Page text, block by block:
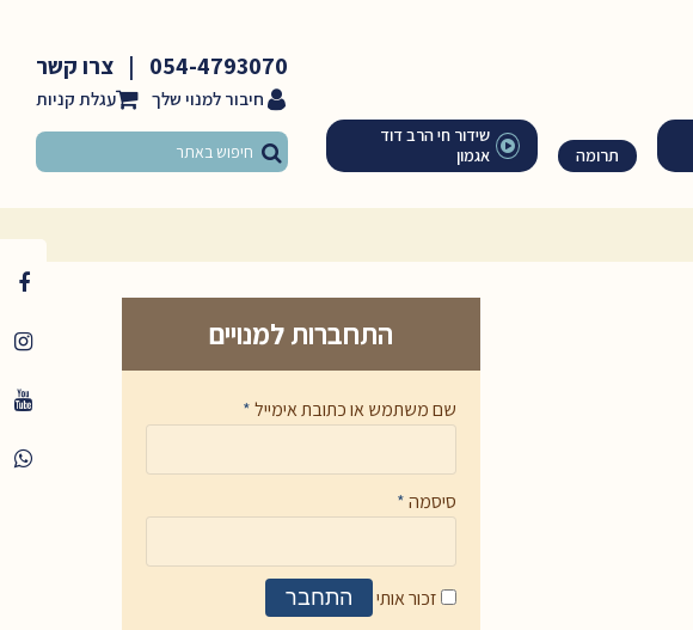
תרומה
שידור חי הרב דוד
אגמון
054-4793070
| צרו קשר
חיבור למנוי שלך
התחברות למנויים
שם משתמש או כתובת אימייל*
סיסמה*
זכור אותי התחבר